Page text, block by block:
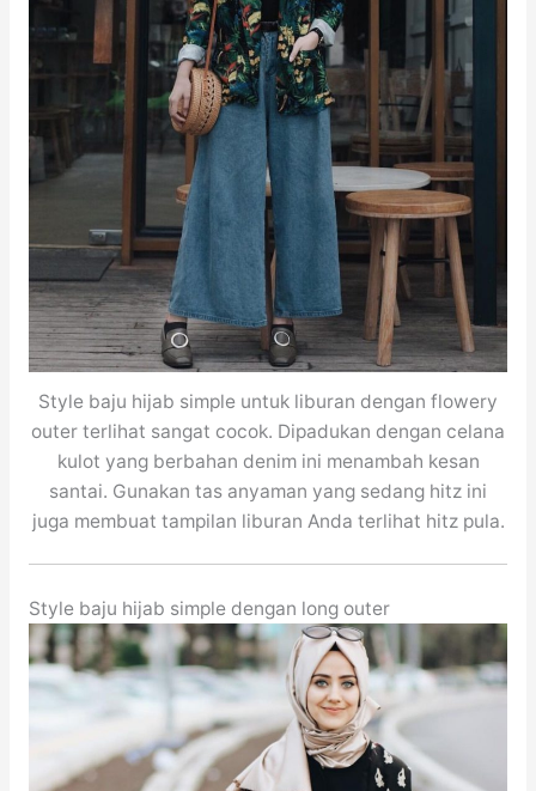
Style baju hijab simple untuk liburan dengan flowery
outer terlihat sangat cocok. Dipadukan dengan celana
kulot yang berbahan denim ini menambah kesan
santai. Gunakan tas anyaman yang sedang hitz ini
juga membuat tampilan liburan Anda terlihat hitz pula.
Style baju hijab simple dengan long outer